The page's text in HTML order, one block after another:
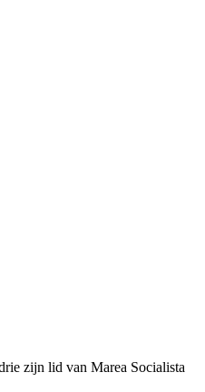
zijn lid van Marea Socialista